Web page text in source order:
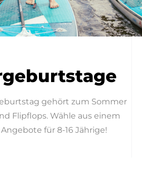
Zeit mit Freunden
gehört zum Sommer
Flipflops. Wähle aus einem
für 8-16 Jährige!